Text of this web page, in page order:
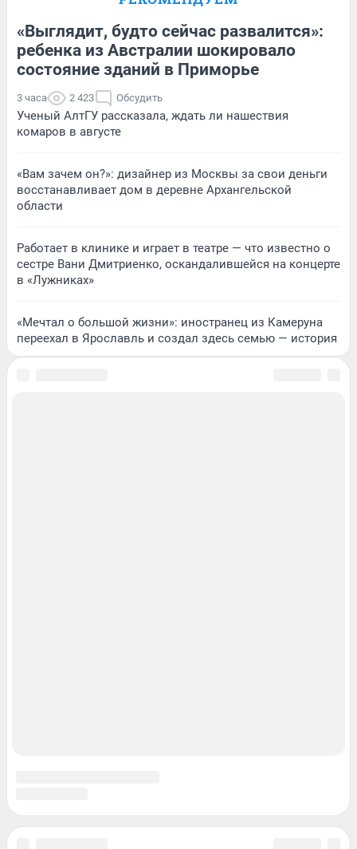
«Выглядит, будто сейчас развалится»:
ребенка из Австралии шокировало
состояние зданий в Приморье
3 часа 2 423 Обсудить
Ученый АлтГУ рассказала, ждать ли нашествия
комаров в августе
«Вам зачем он?»: дизайнер из Москвы за свои деньги
восстанавливает дом в деревне Архангельской
области
Работает в клинике и играет в театре — что известно о
сестре Вани Дмитриенко, оскандалившейся на концерте
в «Лужниках»
«Мечтал о большой жизни»: иностранец из Камеруна
переехал в Ярославль и создал здесь семью — история